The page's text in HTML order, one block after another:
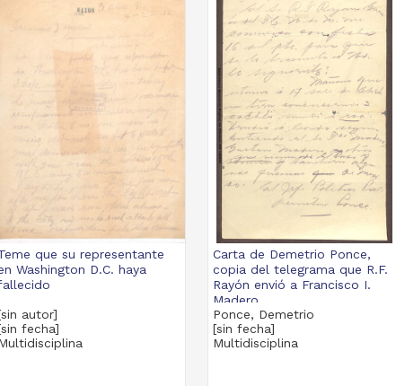
que su representante
Washington D.C. haya
autor]
fecha]
Carta de Demetrio Ponce,
copia del telegrama que R.F.
Rayón envió a Francisco I.
Madero
Ponce, Demetrio
[sin fecha]
Multidisciplina